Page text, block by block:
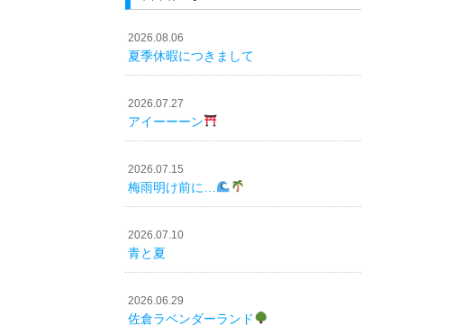
2026.08.06
夏季休暇につきまして
2026.07.27
アイーーーン
2026.07.15
梅雨明け前に…
2026.07.10
青と夏
2026.06.29
佐倉ラベンダーランド